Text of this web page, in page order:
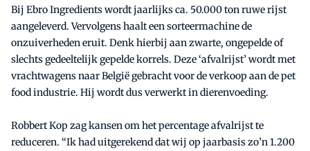
Bij Ebro Ingredients wordt jaarlijks ca. 50.000 ton ruwe rijst
aangeleverd. Vervolgens haalt een sorteermachine de
onzuiverheden eruit. Denk hierbij aan zwarte, ongepelde of
slechts gedeeltelijk gepelde korrels. Deze ‘afvalrijst’ wordt met
vrachtwagens naar België gebracht voor de verkoop aan de pet
food industrie. Hij wordt dus verwerkt in dierenvoeding.
Robbert Kop zag kansen om het percentage afvalrijst te
reduceren. “Ik had uitgerekend dat wij op jaarbasis zo’n 1.200